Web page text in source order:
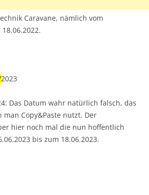
Caravane, nämlich vom
2023
Das Datum wahr natürlich falsch, das
man Copy&Paste nutzt. Der
hier noch mal die nun hoffentlich
bis zum 18.06.2023.